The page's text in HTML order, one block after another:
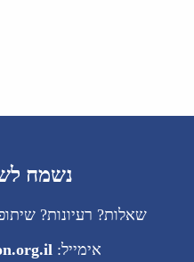
נשמח
שאלות? רעיונות?
אימייל: